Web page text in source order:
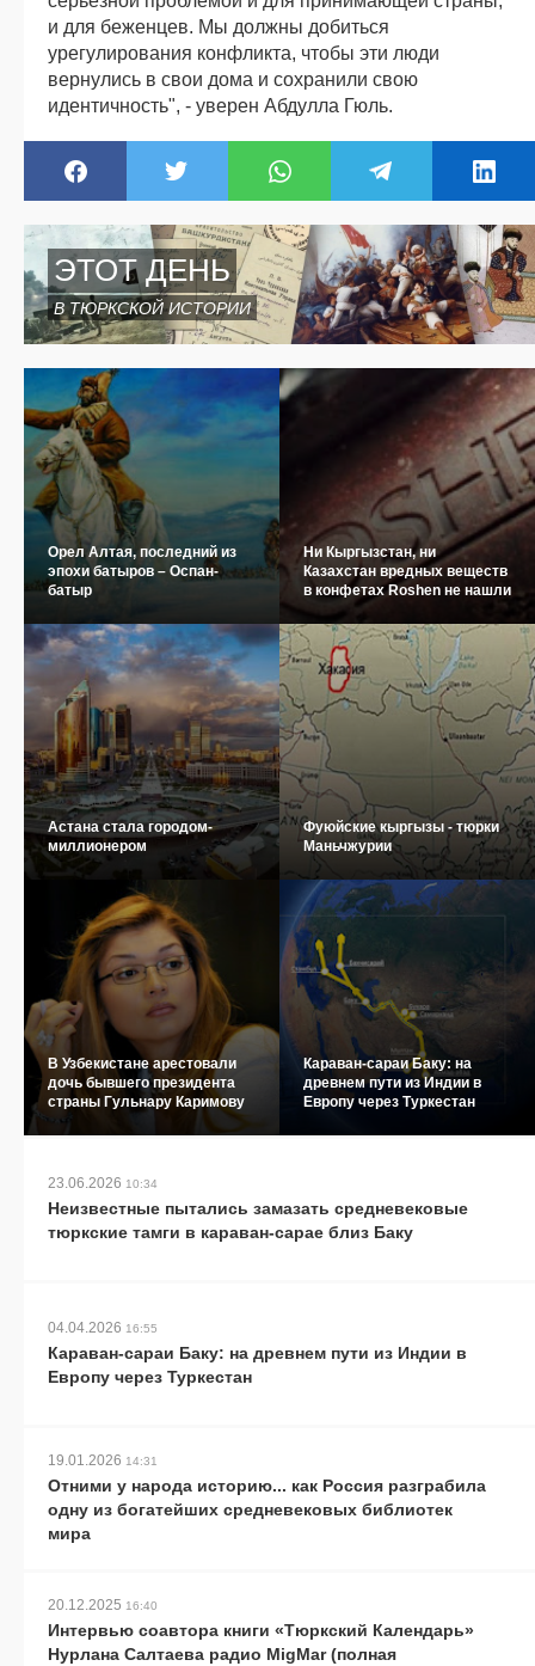
и для беженцев. Мы должны добиться
урегулирования конфликта, чтобы эти люди
вернулись в свои дома и сохранили свою
идентичность", - уверен Абдулла Гюль.
ЭТОТ ДЕНЬ
В ТЮРКСКОЙ ИСТОРИИ
Орел Алтая, последний из
эпохи батыров – Оспан-
батыр
Ни Кыргызстан, ни
Казахстан вредных веществ
в конфетах Roshen не нашли
Астана стала городом-
миллионером
Фуюйские кыргызы - тюрки
Маньчжурии
В Узбекистане арестовали
дочь бывшего президента
страны Гульнару Каримову
Караван-сараи Баку: на
древнем пути из Индии в
Европу через Туркестан
23.06.2026 10:34
Неизвестные пытались замазать средневековые
тюркские тамги в караван-сарае близ Баку
04.04.2026 16:55
Караван-сараи Баку: на древнем пути из Индии в
Европу через Туркестан
19.01.2026 14:31
Отними у народа историю... как Россия разграбила
одну из богатейших средневековых библиотек
мира
20.12.2025 16:40
Интервью соавтора книги «Тюркский Календарь»
Нурлана Салтаева радио MigMar (полная